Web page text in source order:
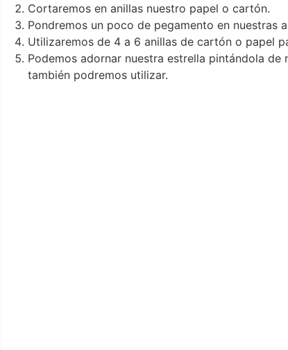
Cortaremos en anillas nuestro papel o cartón.
Pondremos un poco de pegamento en nuestras
Utilizaremos de 4 a 6 anillas de cartón o papel
Podemos adornar nuestra estrella pintándola
también podremos utilizar.